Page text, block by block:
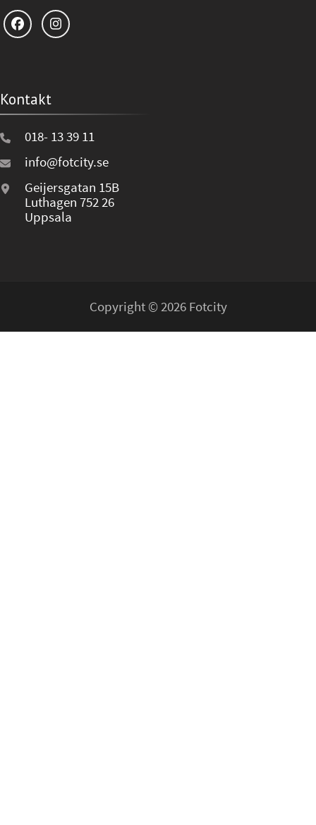
Kontakt
018- 13 39 11
info@fotcity.se
Geijersgatan 15B
Luthagen 752 26
Uppsala
Copyright © 2026 Fotcity